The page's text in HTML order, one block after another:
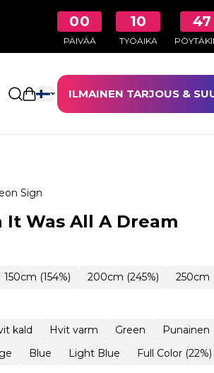
00
PÄIVÄÄ
10
TYÖAIKA
47
Avaa ostoskoriILMAINEN TARJOUS &
Sign
It Was All A Dream
150cm (154%) 200cm (245%) 250cm
kald Hvit varm Green Punainen
Blue Light Blue Full Color (22%)